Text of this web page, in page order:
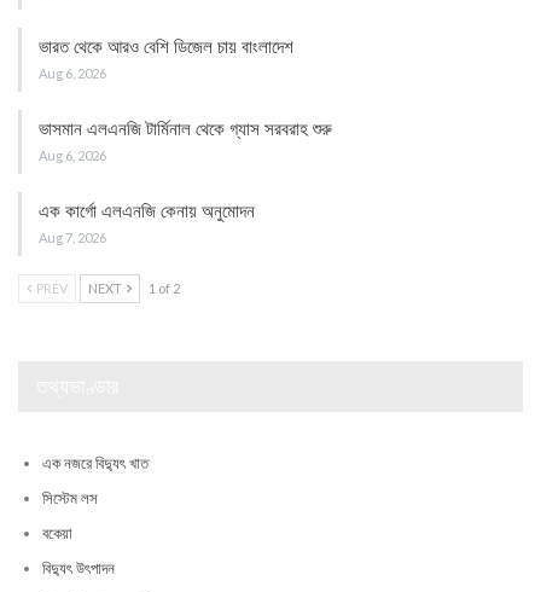
ভারত থেকে আরও বেশি ডিজেল চায় বাংলাদেশ
Aug 6, 2026
ভাসমান এলএনজি টার্মিনাল থেকে গ্যাস সরবরাহ শুরু
Aug 6, 2026
এক কার্গো এলএনজি কেনায় অনুমোদন
Aug 7, 2026
PREV NEXT 1 of 2
এক নজরে বিদ্যুৎ খাত
সিস্টেম লস
বকেয়া
বিদ্যুৎ উৎপাদন